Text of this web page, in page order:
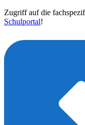
Zugriff auf die
Schulportal!